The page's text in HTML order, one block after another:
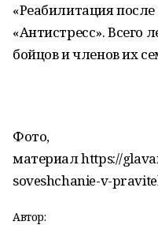
«Реабилитация
«Антистресс». Всего
бойцов и членов их
Фото,
материал https://
soveshchanie-v-
Автор: